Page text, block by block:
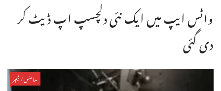
واٹس ایپ میں ایک نئی دلچسپ اپ ڈیٹ کر
دی گئی
سائنس/فیچر